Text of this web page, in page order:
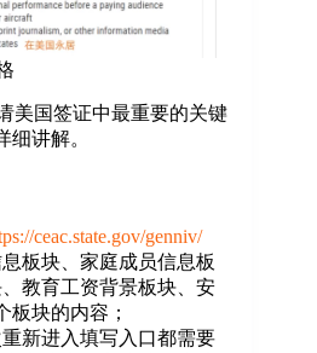
美国签证中最重要的关键
讲解。
ceac.state.gov/genniv/
板块、家庭成员信息板
教育工资背景板块、安
板块的内容；
新进入填写入口都需要